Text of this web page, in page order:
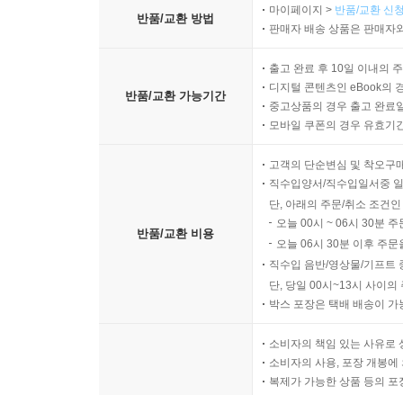
반품/교환 방법
마이페이지 > 반품/교환 신
판매자 배송 상품은 판매자
반품/교환 가능기간
출고 완료 후 10일 이내의
디지털 콘텐츠인 eBook의
중고상품의 경우 출고 완료
모바일 쿠폰의 경우 유효기
반품/교환 비용
고객의 단순변심 및 착오구
직수입양서/직수입일서중
단, 아래의 주문/취소 조건
오늘 00시 ~ 06시 30분
오늘 06시 30분 이후 주
직수입 음반/영상물/기프트
단, 당일 00시~13시 사이의
박스 포장은 택배 배송이
소비자의 책임 있는 사유로
소비자의 사용, 포장 개봉
복제가 가능한 상품 등의